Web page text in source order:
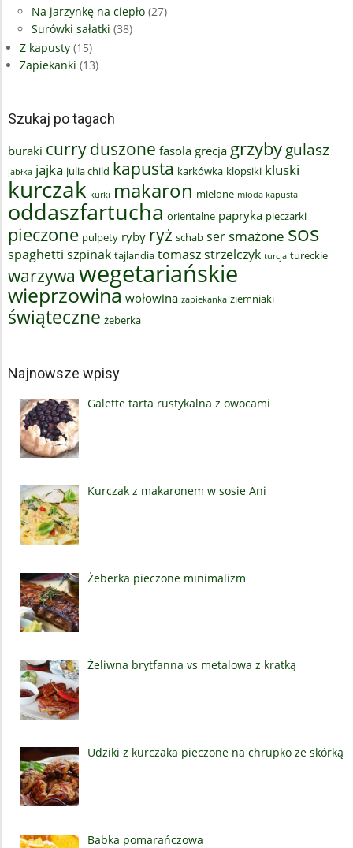
Na jarzynkę na ciepło (27)
Surówki sałatki (38)
Z kapusty (15)
Zapiekanki (13)
Szukaj po tagach
buraki curryduszone fasola grecja grzyby gulasz
jabłka jajka julia child kapusta karkówka klopsiki kluski
kurczak kurki makaron mielone młoda kapusta
oddaszfartucha orientalne papryka pieczarki
pieczone pulpety ryby ryż schab ser smażone sos
spaghetti szpinak tajlandia tomasz strzelczyk turcja tureckie
warzywa wegetariańskie
wieprzowina wołowina zapiekanka ziemniaki
świąteczne żeberka
Najnowsze wpisy
Galette tarta rustykalna z owocami
Kurczak z makaronem w sosie Ani
Żeberka pieczone minimalizm
Żeliwna brytfanna vs metalowa z kratką
Udziki z kurczaka pieczone na chrupko ze skórką
Babka pomarańczowa